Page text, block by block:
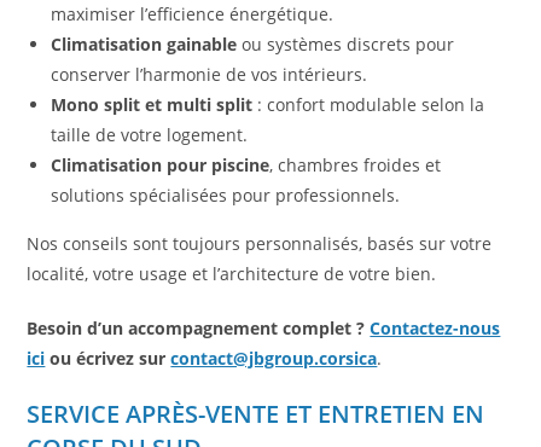
maximiser l’efficience énergétique.
Climatisation gainable ou systèmes discrets pour
conserver l’harmonie de vos intérieurs.
Mono split et multi split : confort modulable selon la
taille de votre logement.
Climatisation pour piscine, chambres froides et
solutions spécialisées pour professionnels.
Nos conseils sont toujours personnalisés, basés sur votre
localité, votre usage et l’architecture de votre bien.
Besoin d’un accompagnement complet ?Contactez-nous
ici ou écrivez surcontact@jbgroup.corsica.
SERVICE APRÈS-VENTE ET ENTRETIEN EN